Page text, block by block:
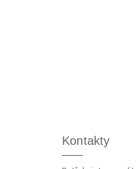
Kontakty